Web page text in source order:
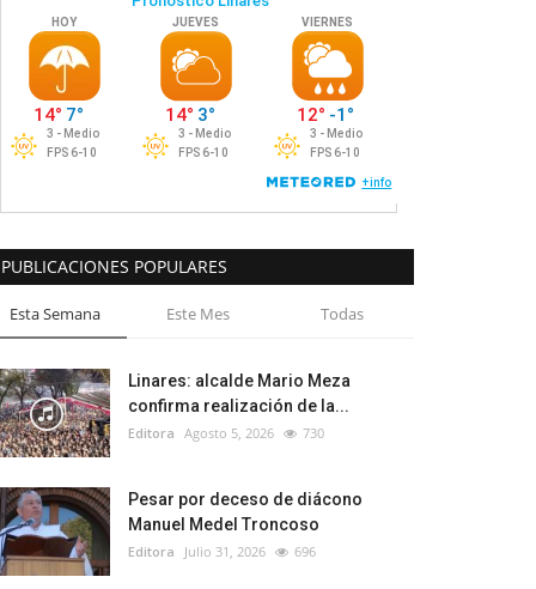
PUBLICACIONES POPULARES
Esta Semana Este Mes Todas
Linares: alcalde Mario Meza
confirma realización de la...
Editora Agosto 5, 2026 730
Pesar por deceso de diácono
Manuel Medel Troncoso
Editora Julio 31, 2026 696